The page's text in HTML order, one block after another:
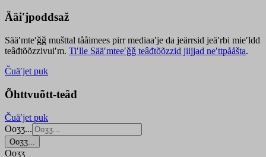
Ääiʹjpoddsaž
Sääʹmteʹǧǧ mušttal tååimees pirr mediaaʹje da jeärrsid jeäʹrbi mieʹldd
teâđtõõzzivuiʹm. Tiʹlle Sääʹmteeʹǧǧ teâđtõõzzid jiijjad neʹttpååšta.
Čuäʹjet puk
Õhttvuõtt-teâđ
Čuäʹjet puk
Ooʒʒ...
Ooʒʒ...
Ooʒʒ